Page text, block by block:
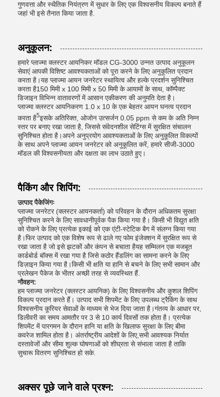
गुणवत्ता और स्थैतिक नियंत्रण में सुधार के लिए एक विश्वसनीय विकल्प बनाते हैं
जहां भी इसे तैनात किया जाता है.
अनुकूलन:
हमारे प्लाज्मा क्लस्टर आयनिकर मॉडल CG-3000 उन्नत उत्पाद अनुकूलन
सेवाएं आपकी विशिष्ट आवश्यकताओं को पूरा करने के लिए अनुकूलित प्रदान
करता है।यह प्लाज्मा आयन जनरेटर स्थायित्व और हल्के प्रदर्शन सुनिश्चित
करता है150 मिमी x 100 मिमी x 50 मिमी के आयामों के साथ, कॉम्पैक्ट
डिजाइन विभिन्न वातावरणों में आसान एकीकरण की अनुमति देता है।
प्लाज्मा क्लस्टर आयनिकरण 1.0 x 10 के एक बेहतर आयन घनत्व प्रदान
करता है5इसके अतिरिक्त, ओजोन उत्सर्जन 0.05 ppm से कम के अति निम्न
स्तर पर बनाए रखा जाता है, जिससे संवेदनशील सेटिंग्स में सुरक्षित संचालन
सुनिश्चित होता है।अपने अनुप्रयोग आवश्यकताओं के लिए अनुकूलित विकल्पों
के साथ अपने प्लाज्मा आयन जनरेटर को अनुकूलित करें, हमारे सीजी-3000
मॉडल की विश्वसनीयता और दक्षता का लाभ उठाते हुए।
पैकिंग और शिपिंग:
उत्पाद पैकेजिंगः
प्लाज्मा जनरेटर (क्लस्टर आयनकर्ता) को परिवहन के दौरान अधिकतम सुरक्षा
सुनिश्चित करने के लिए सावधानीपूर्वक पैक किया गया है। किसी भी विद्युत क्षति
को रोकने के लिए प्रत्येक इकाई को एक एंटी-स्टेटिक बैग में संलग्न किया गया
है।फिर उत्पाद को एक विशेष रूप से ढाले गए फोम इंजेक्शन में सुरक्षित रूप से
रखा जाता है जो इसे झटकों और कंपन से बचाता हैयह सम्मिलन एक मजबूत
कार्डबोर्ड बॉक्स में रखा गया है जिसे कठोर हैंडलिंग का सामना करने के लिए
डिज़ाइन किया गया है।किसी भी क्षति या हानि से बचने के लिए सभी सामान और
प्रलेखन पैकेज के भीतर अच्छी तरह से व्यवस्थित हैं.
नौवहन:
हम प्लाज्मा जनरेटर (क्लस्टर आयनिक) के लिए विश्वसनीय और कुशल शिपिंग
विकल्प प्रदान करते हैं। उत्पाद सभी शिपमेंट के लिए उपलब्ध ट्रैकिंग के साथ
विश्वसनीय कूरियर सेवाओं के माध्यम से भेज दिया जाता है।गंतव्य के आधार पर,
डिलीवरी का समय आमतौर पर 3 से 10 कार्य दिवसों तक होता है। प्रत्येक
शिपमेंट में पारगमन के दौरान हानि या क्षति के खिलाफ सुरक्षा के लिए बीमा
कवरेज शामिल होता है। अंतर्राष्ट्रीय आदेशों के लिए,सभी आवश्यक निर्यात
दस्तावेजों और सीमा शुल्क घोषणाओं को शीघ्रता से संभाला जाता है ताकि
सुचारू वितरण सुनिश्चित हो सके.
अक्सर पूछे जाने वाले प्रश्न: